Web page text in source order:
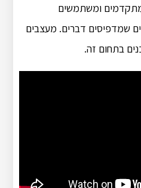
ומשתמשים
שמדפיסים דברים. מעצבים
בתחום זה.